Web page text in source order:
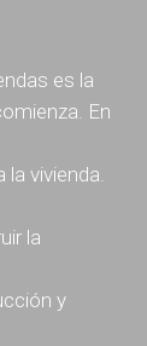
es la
En
la vivienda.
la
y